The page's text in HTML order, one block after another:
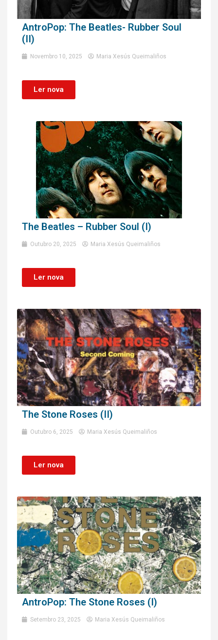
AntroPop: The Beatles- Rubber Soul
(II)
Novembro 10, 2025 Maria Xesús Queimaliños
Ler nova
The Beatles – Rubber Soul (I)
Outubro 20, 2025 Maria Xesús Queimaliños
Ler nova
The Stone Roses (II)
Outubro 6, 2025 Maria Xesús Queimaliños
Ler nova
AntroPop: The Stone Roses (I)
Setembro 23, 2025 Maria Xesús Queimaliños